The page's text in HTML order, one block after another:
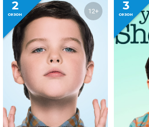
2
сезон 12+ 3
сезон